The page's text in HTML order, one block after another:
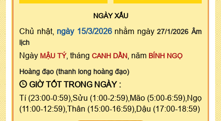
NGÀYXẤU
Chủ nhật, ngày 15/3/2026nhằm ngày27/1/2026 Âm
lịch
Ngày MẬU TÝ, tháng CANH DẦN , năm BÍNH NGỌ
Hoàng đạo (thanh long hoàng đạo)
GIỜ TỐT TRONG NGÀY :
Tí (23:00-0:59),Sửu (1:00-2:59),Mão (5:00-6:59),Ngọ
(11:00-12:59),Thân (15:00-16:59),Dậu (17:00-18:59)